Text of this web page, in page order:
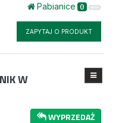
Pabianice 0
ZAPYTAJ O PRODUKT
W
WYPRZEDAŻ